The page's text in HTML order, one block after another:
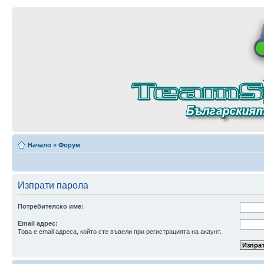
Начало » Форум
Изпрати парола
Потребителско име:
Email адрес:
Това е email адреса, който сте въвели при регистрацията на акаунт.